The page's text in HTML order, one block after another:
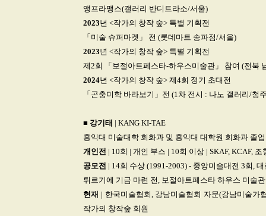
앵프라맹스(갤러리 반디트라소/서울)
2023년 <작가의 창작 숲> 특별 기획전
「미술 슈퍼마켓」 전 (롯데마트 송파점/서울)
2023년 <작가의 창작 숲> 특별 기획전
제2회 「보절아트페스타-하우스미술관」 참여 (전북
2024년 <작가의 창작 숲> 제4회 정기 초대전
「곤충미학 바라보기」전 (1차 전시 : 나노 갤러리/청
■ 강기태 | KANG KI-TAE
홍익대 미술대학 회화과 및 홍익대 대학원 회화과 졸업
개인전 | 10회 | 개인 부스 | 10회 이상 | SKAF, KCAF,
공모전 | 14회 수상 (1991-2003) - 중앙미술대전 3회,
튀르기에 기금 마련 전, 보절아트페스타 하우스 미술
현재 | 한국미술협회, 강남미술협회 자문(강남미술가
작가의 창작숲 회원